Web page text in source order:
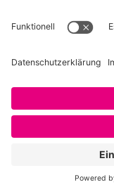
Impressum